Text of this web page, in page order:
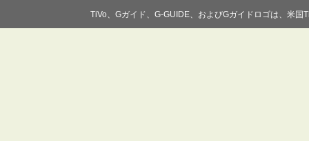
TiVo、Gガイド、G-GUIDE、およびGガイドロゴは、米